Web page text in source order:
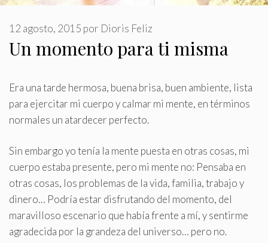
Un momento para ti misma
12 agosto, 2015 por Dioris Feliz
Era una tarde hermosa, buena brisa, buen ambiente, lista
para ejercitar mi cuerpo y calmar mi mente, en términos
normales un atardecer perfecto.
Sin embargo yo tenía la mente puesta en otras cosas, mi
cuerpo estaba presente, pero mi mente no: Pensaba en
otras cosas, los problemas de la vida, familia, trabajo y
dinero… Podría estar disfrutando del momento, del
maravilloso escenario que había frente a mí, y sentirme
agradecida por la grandeza del universo… pero no.